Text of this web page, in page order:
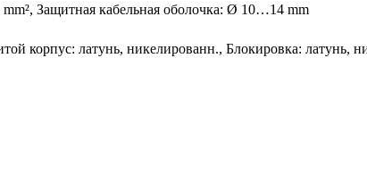
Защитная кабельная оболочка: Ø 10…14 mm
корпус: латунь, никелированн., Блокировка: латунь,